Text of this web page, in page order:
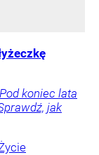
koniec lata
jak